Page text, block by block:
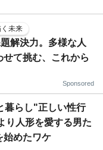
未来
解決力。多様な人
て挑む、これから
Sponsored
暮らし"正しい性行
り人形を愛する男た
始めたワケ